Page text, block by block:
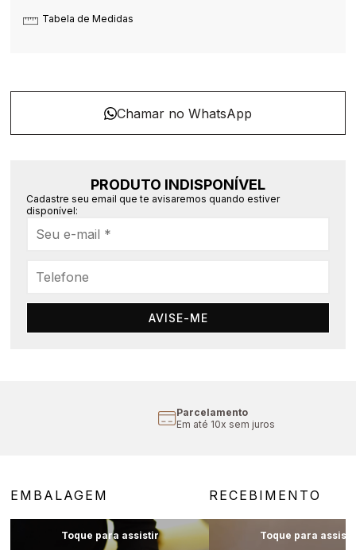
Tabela de Medidas
PRODUTO INDISPONÍVEL
Cadastre seu email que te avisaremos quando estiver
disponível:
AVISE-ME
Cupom Primeira Compra
Aproveite 10% off
EMBALAGEM RECEBIMENTO